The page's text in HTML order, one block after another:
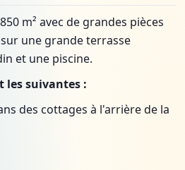
m² avec de grandes pièces
une grande terrasse
et une piscine.
les suivantes :
des cottages à l'arrière de la